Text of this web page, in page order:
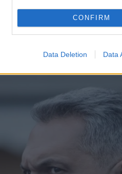
CONFIRM
Data Deletion Data